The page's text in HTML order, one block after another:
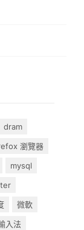
dram
瀏覽器
mysql
微軟
入法